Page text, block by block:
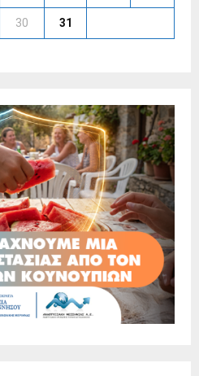
30
31